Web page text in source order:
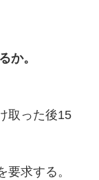
か。
取った後15
求する。